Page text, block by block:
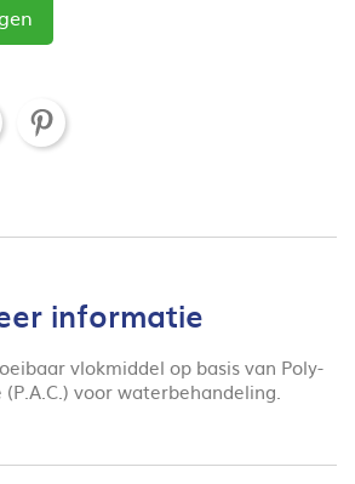
informatie
vlokmiddel op basis van Poly-
voor waterbehandeling.